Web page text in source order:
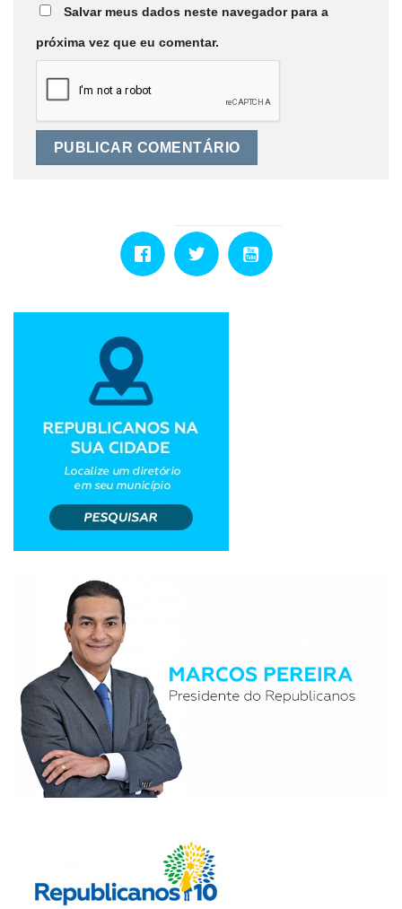
Salvar meus dados neste navegador para a
próxima vez que eu comentar.